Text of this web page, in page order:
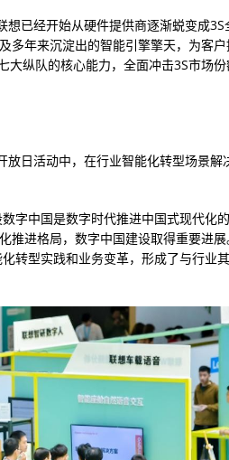
已经开始从硬件提供商逐渐蜕变成3S
多年来沉淀出的智能引擎擎天，为客
大纵队的核心能力，全面冲击3S市场
日活动中，在行业智能化转型场景解
字中国是数字时代推进中国式现代化
进格局，数字中国建设取得重要进展
转型实践和业务变革，形成了与行业